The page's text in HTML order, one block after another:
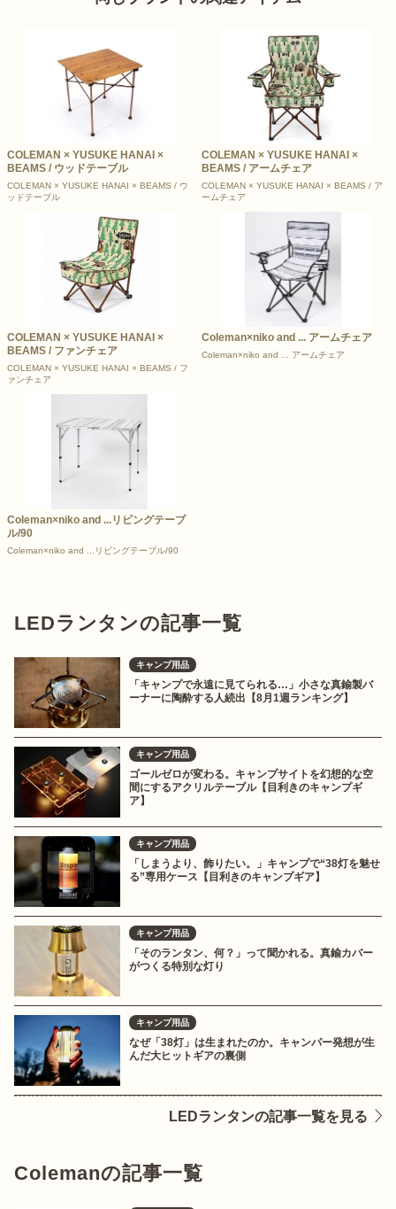
COLEMAN × YUSUKE HANAI ×
BEAMS / ウッドテーブル
COLEMAN × YUSUKE HANAI × BEAMS / ウ
ッドテーブル
COLEMAN × YUSUKE HANAI ×
BEAMS / アームチェア
COLEMAN × YUSUKE HANAI × BEAMS / ア
ームチェア
COLEMAN × YUSUKE HANAI ×
BEAMS / ファンチェア
COLEMAN × YUSUKE HANAI × BEAMS / フ
ァンチェア
Coleman×niko and ... アームチェア
Coleman×niko and ... アームチェア
Coleman×niko and ...リビングテーブ
ル/90
Coleman×niko and ...リビングテーブル/90
LEDランタンの記事一覧
キャンプ用品
「キャンプで永遠に見てられる…」小さな真鍮製バ
ーナーに陶酔する人続出【8月1週ランキング】
キャンプ用品
ゴールゼロが変わる。キャンプサイトを幻想的な空
間にするアクリルテーブル【目利きのキャンプギ
ア】
キャンプ用品
「しまうより、飾りたい。」キャンプで“38灯を魅せ
る”専用ケース【目利きのキャンプギア】
キャンプ用品
「そのランタン、何？」って聞かれる。真鍮カバー
がつくる特別な灯り
キャンプ用品
なぜ「38灯」は生まれたのか。キャンパー発想が生
んだ大ヒットギアの裏側
LEDランタンの記事一覧を見る
Colemanの記事一覧